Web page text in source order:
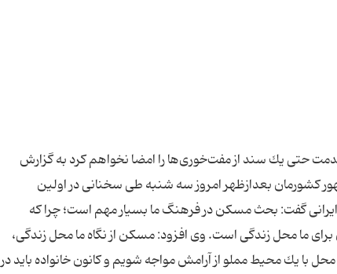
حتی یك سند از مفت‌خوری‌ها را امضا نخواهم كرد به گزارش
كشورمان بعدازظهر امروز سه شنبه طی سخنانی در اولین
گفت: بحث مسكن در فرهنگ ما بسیار مهم است؛ چرا كه
ما محل زندگی است. وی افزود: مسكن از نگاه ما محل زندگی،‌
با یك محیط مملو از آرامش مواجه شویم و كانون خانواده باید در